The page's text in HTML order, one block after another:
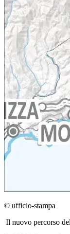
© ufficio-stampa
Il nuovo percorso